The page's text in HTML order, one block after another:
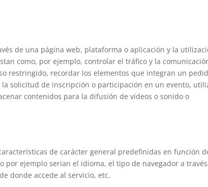
de una página web, plataforma o aplicación y la
como, por ejemplo, controlar el tráfico y la
restringido, recordar los elementos que integran un
solicitud de inscripción o participación en un evento,
contenidos para la difusión de vídeos o sonido o
de carácter general predefinidas en función
ejemplo serian el idioma, el tipo de navegador a
donde accede al servicio, etc.